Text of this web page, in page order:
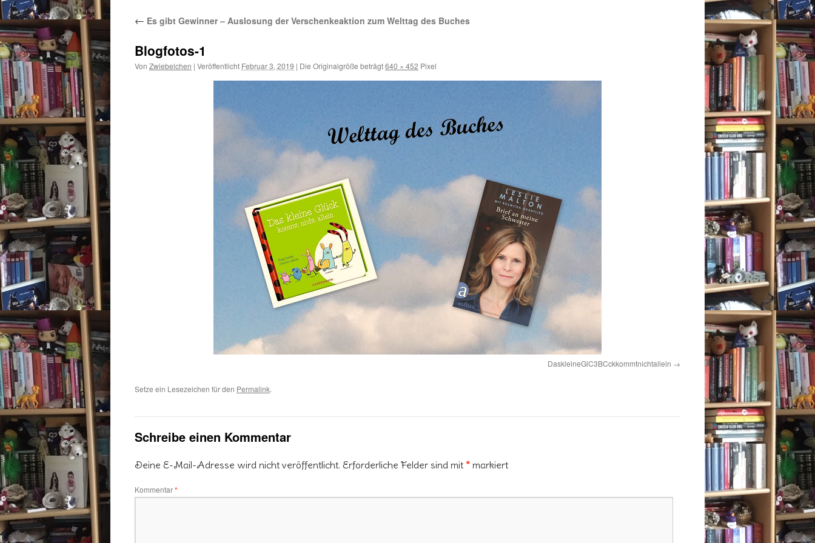
← Es gibt Gewinner – Auslosung der Verschenkeaktion zum Welttag des Buches
Blogfotos-1
Von Zwiebelchen | Veröffentlicht Februar 3, 2019 | Die Originalgröße beträgt640 × 452 Pixel
DaskleineGlC3BCckkommtnichtallein
Setze ein Lesezeichen für den Permalink.
Schreibe einen Kommentar
Deine E-Mail-Adresse wird nicht veröffentlicht. Erforderliche Felder sind mit * markiert
Kommentar*